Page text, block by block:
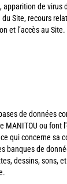
de virus
du Site, recours
et l’accès au Site.
de données
MANITOU ou font
qui concerne sa
banques de
dessins, sons,